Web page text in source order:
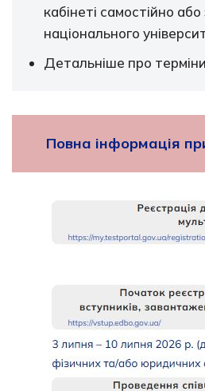
кабінеті самостійно
національного
Детальніше про
Повна інформація